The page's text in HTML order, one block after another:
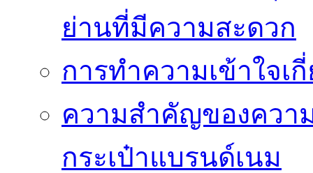
ย่านที่มีความสะดวก
การทำความเข้าใจเ
ความสำคัญของควา
กระเป๋าแบรนด์เนม